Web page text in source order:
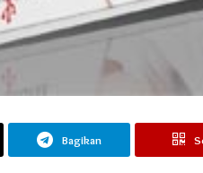
Bagikan